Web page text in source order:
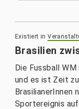
Existiert in
Brasilien
Die Fussball
und es ist Zeit
BrasilianerInnen
Sportereignis